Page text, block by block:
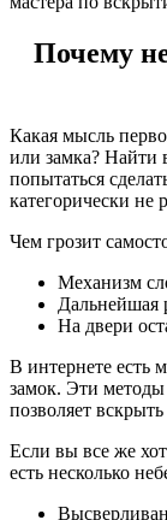
Почему
Какая мысль
или замка? Найти
попытаться
категорически не
Чем грозит
Механизм
Дальнейшая
На двери
В интернете есть
замок. Эти
позволяет
Если вы все же
есть несколько